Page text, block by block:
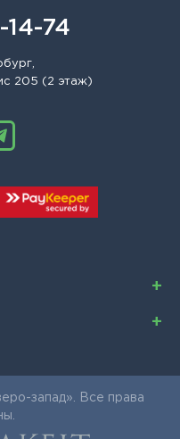
14-74
205 (2 этаж)
запад». Все права